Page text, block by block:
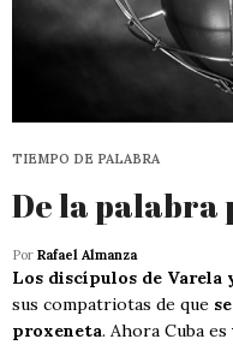
TIEMPO DE PALABRA
De la palabra
Por Rafael Almanza
Los discípulos de Varela
sus compatriotas de que
proxeneta. Ahora Cuba es